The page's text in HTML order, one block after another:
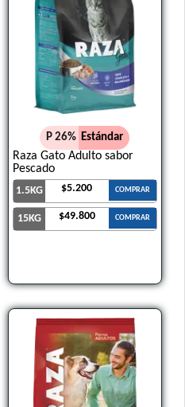
P 26% Estándar
Raza Gato Adulto sabor
Pescado
1.5KG $5.200 COMPRAR
15KG $49.800 COMPRAR